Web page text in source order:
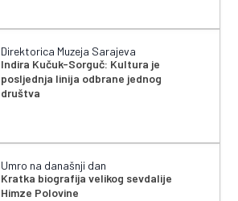
Direktorica Muzeja Sarajeva
Indira Kučuk-Sorguč: Kultura je
posljednja linija odbrane jednog
društva
Umro na današnji dan
Kratka biografija velikog sevdalije
Himze Polovine